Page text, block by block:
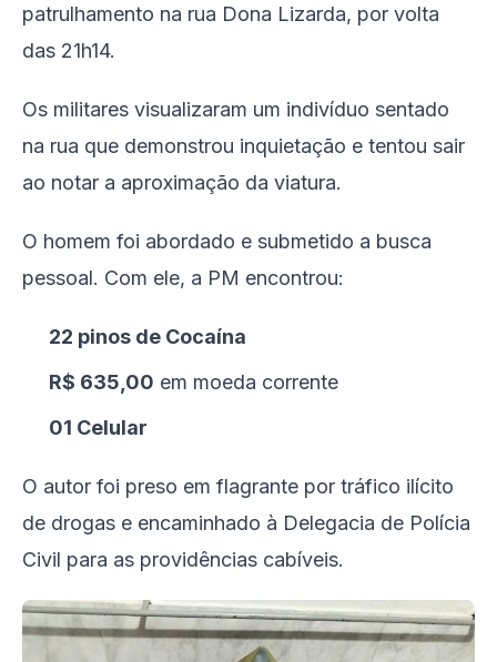
patrulhamento na rua Dona Lizarda, por volta
das 21h14.
Os militares visualizaram um indivíduo sentado
na rua que demonstrou inquietação e tentou sair
ao notar a aproximação da viatura.
O homem foi abordado e submetido a busca
pessoal. Com ele, a PM encontrou:
22 pinos de Cocaína
R$ 635,00 em moeda corrente
01 Celular
O autor foi preso em flagrante por tráfico ilícito
de drogas e encaminhado à Delegacia de Polícia
Civil para as providências cabíveis.